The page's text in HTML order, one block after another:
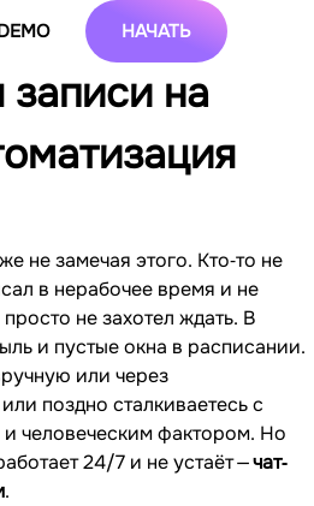
НАЧАТЬ
записи на
не замечая этого. Кто‐то не
в нерабочее время и не
просто не захотел ждать. В
и пустые окна в расписании.
или через
поздно сталкиваетесь с
человеческим фактором. Но
24/7 и не устаёт —чат‐
.